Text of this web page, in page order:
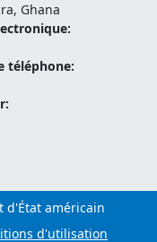
Ghana
téléphone:
d'État américain
d'utilisation